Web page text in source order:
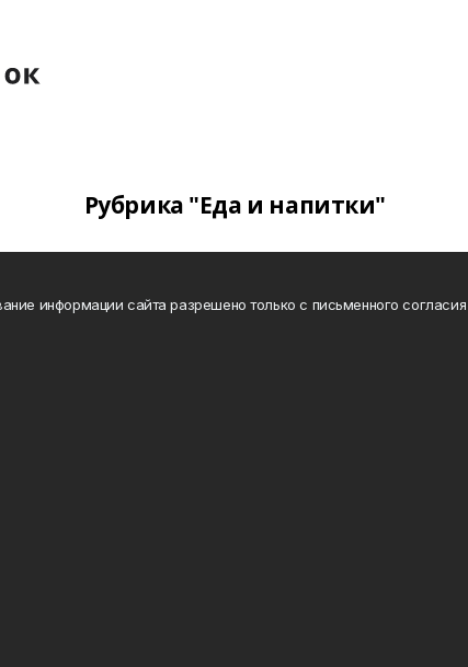
Рубрика "Еда и напитки"
информации сайта разрешено только с письменного